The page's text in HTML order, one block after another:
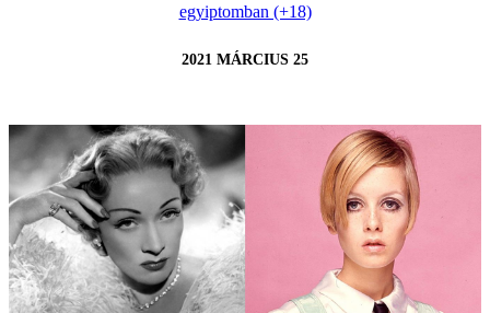
egyiptomban (+18)
2021 MÁRCIUS 25